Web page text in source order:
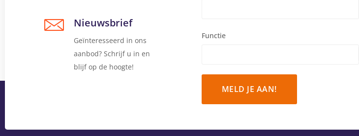
Nieuwsbrief
Geïnteresseerd in ons
aanbod? Schrijf u in en
blijf op de hoogte!
Functie
MELD JE AAN!